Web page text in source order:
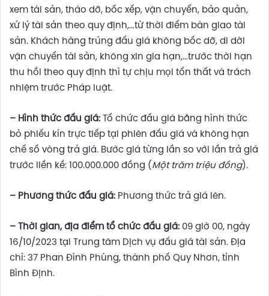
xem tài sản, tháo dỡ, bốc xếp, vận chuyển, bảo quản,
xử lý tài sản theo quy định,…từ thời điểm bàn giao tài
sản. Khách hàng trúng đấu giá không bốc dỡ, di dời
vận chuyển tài sản, không xin gia hạn,…trước thời hạn
thu hồi theo quy định thì tự chịu mọi tổn thất và trách
nhiệm trước Pháp luật.
– Hình thức đấu giá: Tổ chức đấu giá bằng hình thức
bỏ phiếu kín trực tiếp tại phiên đấu giá và không hạn
chế số vòng trả giá. Bước giá từng lần so với lần trả giá
trước liền kề: 100.000.000 đồng ( Một trăm triệu đồng).
– Phương thức đấu giá: Phương thức trả giá lên.
– Thời gian, địa điểm tổ chức đấu giá: 09 giờ 00, ngày
16/10/2023 tại Trung tâm Dịch vụ đấu giá tài sản. Địa
chỉ: 37 Phan Đình Phùng, thành phố Quy Nhơn, tỉnh
Bình Định.